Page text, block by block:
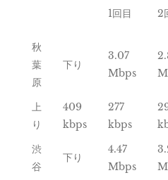
1回目 2
秋
葉
原
下り
3.07
Mbps
上
り
409
kbps
277
kbps
渋
谷
下り
4.47
Mbps